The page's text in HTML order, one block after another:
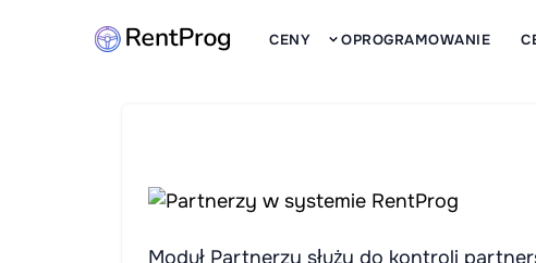
CENY OPROGRAMOWANIE
Moduł Partnerzy służy do kontroli